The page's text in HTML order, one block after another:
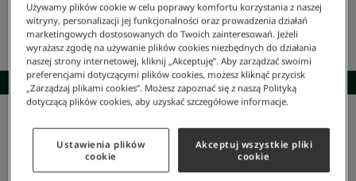
SKOMPLETUJ STYLIZACJĘ
Lacoste/Mężczyzna/Odzież/Spodnie Dresowe/Spodnie Dresowe
Spodnie Dresowe
NAJNIŻSZA CENA Z 30 DNI: 329,40 zł
Używamy plików cookie w celu poprawy komfortu korzystania z naszej
witryny, personalizacji jej funkcjonalności oraz prowadzenia działań
marketingowych dostosowanych do Twoich zainteresowań. Jeżeli
wyrażasz zgodę na używanie plików cookies niezbędnych do działania
naszej strony internetowej, kliknij „Akceptuję”. Aby zarządzać swoimi
preferencjami dotyczącymi plików cookies, możesz kliknąć przycisk
„Zarządzaj plikami cookies”. Możesz zapoznać się z naszą Polityką
dotyczącą plików cookies, aby uzyskać szczegółowe informacje.
Ustawienia plików
cookie
Akceptuj wszystkie pliki
cookie